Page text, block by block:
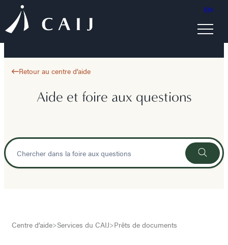
EN
Retour au centre d’aide
Aide et foire aux questions
Centre d’aide>Services du CAIJ>Prêts de documents